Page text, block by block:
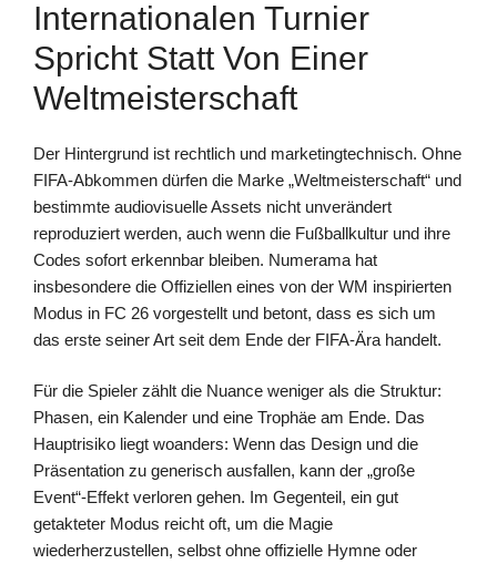
Internationalen Turnier
Spricht Statt Von Einer
Weltmeisterschaft
Der Hintergrund ist rechtlich und marketingtechnisch. Ohne
FIFA-Abkommen dürfen die Marke „Weltmeisterschaft“ und
bestimmte audiovisuelle Assets nicht unverändert
reproduziert werden, auch wenn die Fußballkultur und ihre
Codes sofort erkennbar bleiben. Numerama hat
insbesondere die Offiziellen eines von der WM inspirierten
Modus in FC 26 vorgestellt und betont, dass es sich um
das erste seiner Art seit dem Ende der FIFA-Ära handelt.
Für die Spieler zählt die Nuance weniger als die Struktur:
Phasen, ein Kalender und eine Trophäe am Ende. Das
Hauptrisiko liegt woanders: Wenn das Design und die
Präsentation zu generisch ausfallen, kann der „große
Event“-Effekt verloren gehen. Im Gegenteil, ein gut
getakteter Modus reicht oft, um die Magie
wiederherzustellen, selbst ohne offizielle Hymne oder